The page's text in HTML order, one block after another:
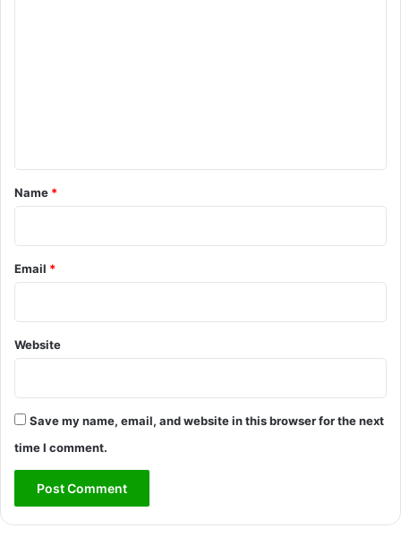
*
Name *
Email *
Website
Save my name, email, and website in this browser for the next
time I comment.